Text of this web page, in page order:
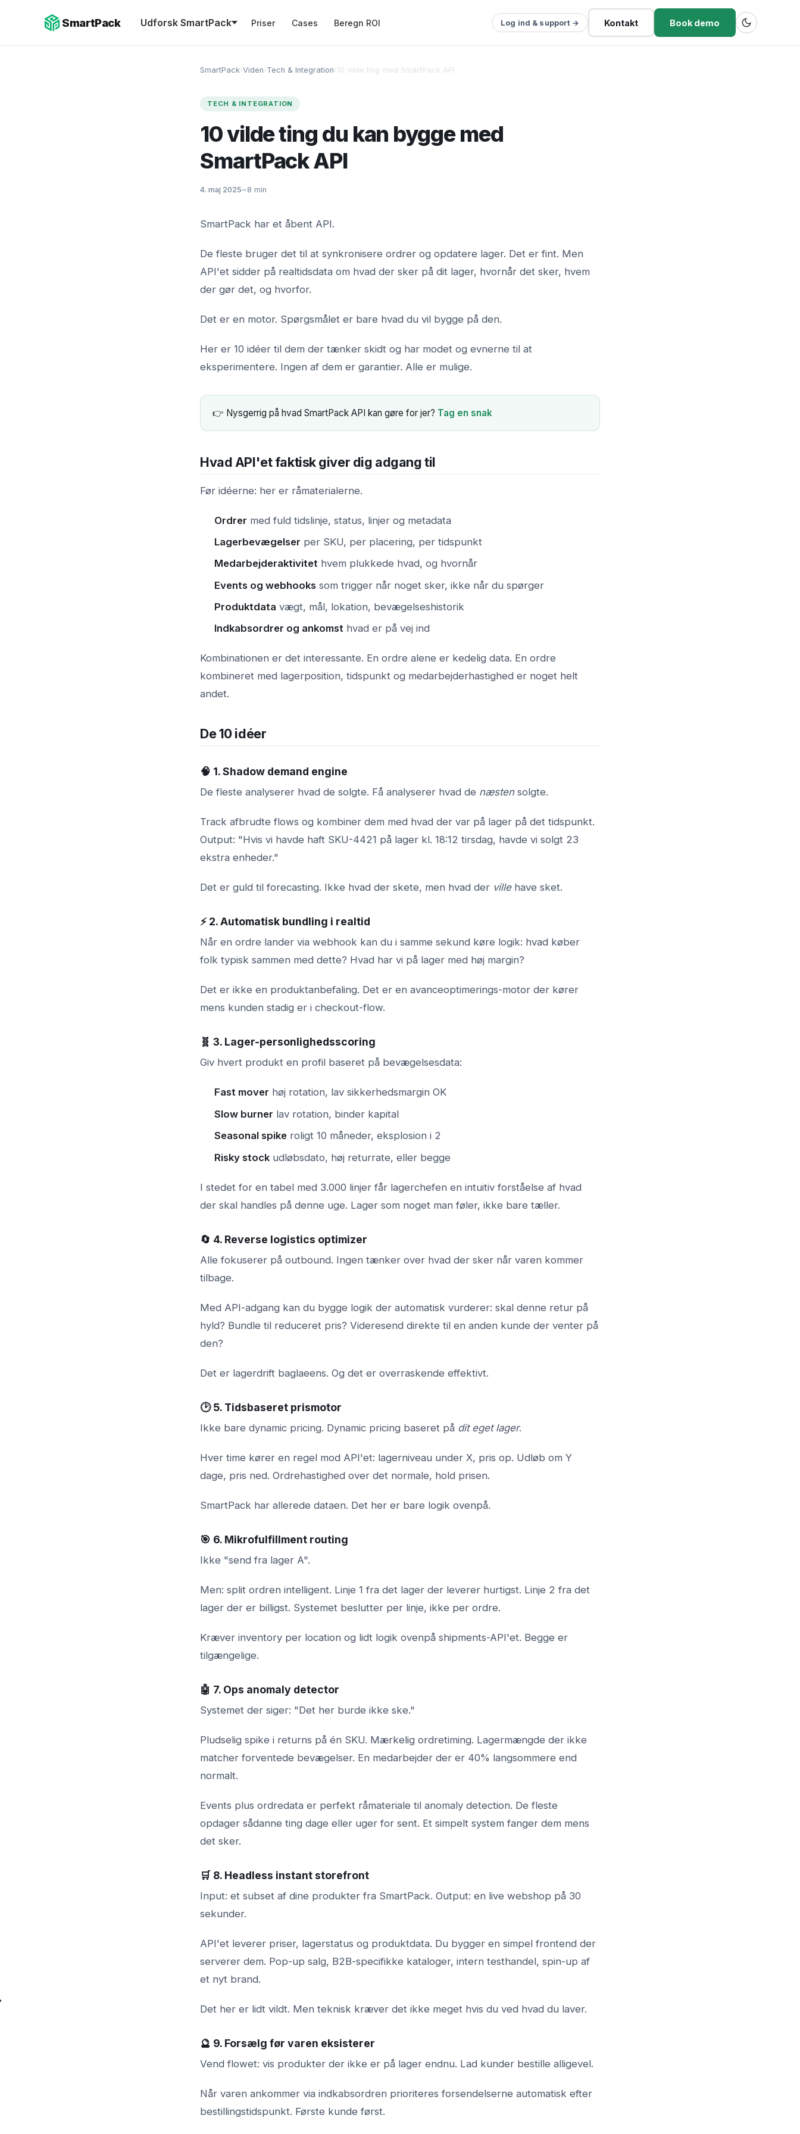
SmartPack Udforsk SmartPack Priser Cases Beregn ROI Log ind & support → Kontakt Book demo
SmartPack›Viden›Tech & Integration›10 vilde ting med SmartPack API
TECH & INTEGRATION
10 vilde ting du kan bygge med
SmartPack API
4. maj 2025~8 min
SmartPack har et åbent API.
De fleste bruger det til at synkronisere ordrer og opdatere lager. Det er fint. Men
API'et sidder på realtidsdata om hvad der sker på dit lager, hvornår det sker, hvem
der gør det, og hvorfor.
Det er en motor. Spørgsmålet er bare hvad du vil bygge på den.
Her er 10 idéer til dem der tænker skidt og har modet og evnerne til at
eksperimentere. Ingen af dem er garantier. Alle er mulige.
👉 Nysgerrig på hvad SmartPack API kan gøre for jer? Tag en snak
Hvad API'et faktisk giver dig adgang til
Før idéerne: her er råmaterialerne.
Ordrer med fuld tidslinje, status, linjer og metadata
Lagerbevægelser per SKU, per placering, per tidspunkt
Medarbejderaktivitet hvem plukkede hvad, og hvornår
Events og webhooks som trigger når noget sker, ikke når du spørger
Produktdata vægt, mål, lokation, bevægelseshistorik
Indkabsordrer og ankomst hvad er på vej ind
Kombinationen er det interessante. En ordre alene er kedelig data. En ordre
kombineret med lagerposition, tidspunkt og medarbejderhastighed er noget helt
andet.
De 10 idéer
🧠 1. Shadow demand engine
De fleste analyserer hvad de solgte. Få analyserer hvad de næstensolgte.
Track afbrudte flows og kombiner dem med hvad der var på lager på det tidspunkt.
Output: "Hvis vi havde haft SKU-4421 på lager kl. 18:12 tirsdag, havde vi solgt 23
ekstra enheder."
Det er guld til forecasting. Ikke hvad der skete, men hvad der villehave sket.
⚡ 2. Automatisk bundling i realtid
Når en ordre lander via webhook kan du i samme sekund køre logik: hvad køber
folk typisk sammen med dette? Hvad har vi på lager med høj margin?
Det er ikke en produktanbefaling. Det er en avanceoptimerings-motor der kører
mens kunden stadig er i checkout-flow.
🧬 3. Lager-personlighedsscoring
Giv hvert produkt en profil baseret på bevægelsesdata:
Fast mover høj rotation, lav sikkerhedsmargin OK
Slow burner lav rotation, binder kapital
Seasonal spike roligt 10 måneder, eksplosion i 2
Risky stock udløbsdato, høj returrate, eller begge
I stedet for en tabel med 3.000 linjer får lagerchefen en intuitiv forståelse af hvad
der skal handles på denne uge. Lager som noget man føler, ikke bare tæller.
🔄 4. Reverse logistics optimizer
Alle fokuserer på outbound. Ingen tænker over hvad der sker når varen kommer
tilbage.
Med API-adgang kan du bygge logik der automatisk vurderer: skal denne retur på
hyld? Bundle til reduceret pris? Videresend direkte til en anden kunde der venter på
den?
Det er lagerdrift baglaeens. Og det er overraskende effektivt.
🕑 5. Tidsbaseret prismotor
Ikke bare dynamic pricing. Dynamic pricing baseret på dit eget lager.
Hver time kører en regel mod API'et: lagerniveau under X, pris op. Udløb om Y
dage, pris ned. Ordrehastighed over det normale, hold prisen.
SmartPack har allerede dataen. Det her er bare logik ovenpå.
🎯 6. Mikrofulfillment routing
Ikke "send fra lager A".
Men: split ordren intelligent. Linje 1 fra det lager der leverer hurtigst. Linje 2 fra det
lager der er billigst. Systemet beslutter per linje, ikke per ordre.
Kræver inventory per location og lidt logik ovenpå shipments-API'et. Begge er
tilgængelige.
🤖 7. Ops anomaly detector
Systemet der siger: "Det her burde ikke ske."
Pludselig spike i returns på én SKU. Mærkelig ordretiming. Lagermængde der ikke
matcher forventede bevægelser. En medarbejder der er 40% langsommere end
normalt.
Events plus ordredata er perfekt råmateriale til anomaly detection. De fleste
opdager sådanne ting dage eller uger for sent. Et simpelt system fanger dem mens
det sker.
🛒 8. Headless instant storefront
Input: et subset af dine produkter fra SmartPack. Output: en live webshop på 30
sekunder.
API'et leverer priser, lagerstatus og produktdata. Du bygger en simpel frontend der
serverer dem. Pop-up salg, B2B-specifikke kataloger, intern testhandel, spin-up af
et nyt brand.
Det her er lidt vildt. Men teknisk kræver det ikke meget hvis du ved hvad du laver.
🔮 9. Forsælg før varen eksisterer
Vend flowet: vis produkter der ikke er på lager endnu. Lad kunder bestille alligevel.
Når varen ankommer via indkabsordren prioriteres forsendelserne automatisk efter
bestillingstidspunkt. Første kunde først.